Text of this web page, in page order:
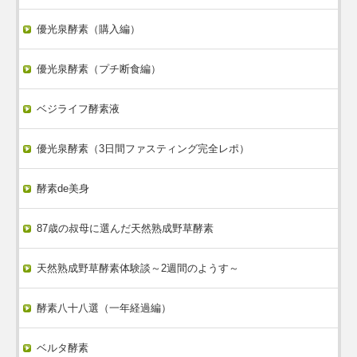
優光泉酵素（購入編）
優光泉酵素（プチ断食編）
ベジライフ酵素液
優光泉酵素（3日間ファスティング完全レポ）
酵素de美身
87歳の叔母に選んだ天然熟成野草酵素
天然熟成野草酵素体験談～2週間のようす～
酵素八十八選（一年経過編）
ベルタ酵素